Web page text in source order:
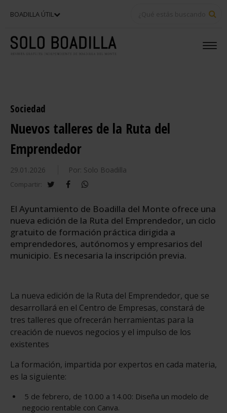
BOADILLA ÚTIL
Sociedad
Nuevos talleres de la Ruta del
Emprendedor
29.01.2026 Por: Solo Boadilla
Compartir: twitterfacebook
El Ayuntamiento de Boadilla del Monte ofrece una
nueva edición de la Ruta del Emprendedor, un ciclo
gratuito de formación práctica dirigida a
emprendedores, autónomos y empresarios del
municipio. Es necesaria la inscripción previa.
La nueva edición de la Ruta del Emprendedor, que se
desarrollará en el Centro de Empresas, constará de
tres talleres que ofrecerán herramientas para la
creación de nuevos negocios y el impulso de los
existentes
La formación, impartida por expertos en cada materia,
es la siguiente:
5 de febrero, de 10.00 a 14.00: Diseña un modelo de
negocio rentable con Canva.